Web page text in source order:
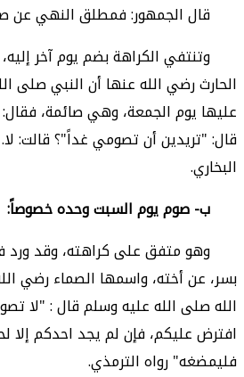
قال الجمهور: فمطلق النهي عن
وتنتفي الكراهة بضم يوم آخر
الحارث رضي الله عنها أن النبي صلى
عليها يوم الجمعة، وهي صائمة،
قال: "تريدين أن تصومي غداً"؟ قالت:
البخاري.
ب- صوم يوم السبت وحده خصوصاً:
وهو متفق على كراهته، وقد ورد
بسر، عن أخته، واسمها الصماء رضي
الله صلى الله عليه وسلم قال : "لا
افترض عليكم، فإن لم يجد احدكم إلا
فليمضغه" رواه الترمذي.